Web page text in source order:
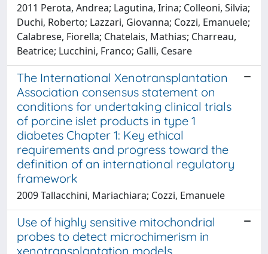
2011 Perota, Andrea; Lagutina, Irina; Colleoni, Silvia;
Duchi, Roberto; Lazzari, Giovanna; Cozzi, Emanuele;
Calabrese, Fiorella; Chatelais, Mathias; Charreau,
Beatrice; Lucchini, Franco; Galli, Cesare
The International Xenotransplantation
Association consensus statement on
conditions for undertaking clinical trials
of porcine islet products in type 1
diabetes Chapter 1: Key ethical
requirements and progress toward the
definition of an international regulatory
framework
2009 Tallacchini, Mariachiara; Cozzi, Emanuele
Use of highly sensitive mitochondrial
probes to detect microchimerism in
xenotransplantation models